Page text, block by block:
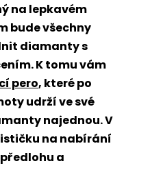
na lepkavém
bude všechny
diamanty s
K tomu vám
pero, které po
udrží ve své
najednou. V
na nabírání
a